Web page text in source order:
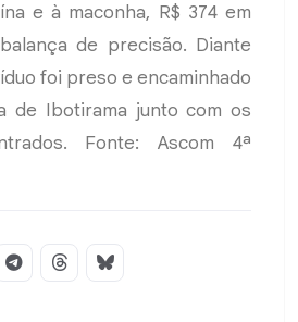
e à maconha, R$ 374 em
de precisão. Diante
foi preso e encaminhado
de Ibotirama junto com os
Fonte: Ascom 4ª